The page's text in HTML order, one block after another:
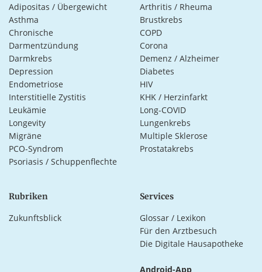
Adipositas / Übergewicht
Arthritis / Rheuma
Asthma
Brustkrebs
Chronische
Darmentzündung
COPD
Corona
Darmkrebs
Demenz / Alzheimer
Depression
Diabetes
Endometriose
HIV
Interstitielle Zystitis
KHK / Herzinfarkt
Leukämie
Long-COVID
Longevity
Lungenkrebs
Migräne
Multiple Sklerose
PCO-Syndrom
Prostatakrebs
Psoriasis / Schuppenflechte
Rubriken
Zukunftsblick
Services
Glossar / Lexikon
Für den Arztbesuch
Die Digitale Hausapotheke
Android-App